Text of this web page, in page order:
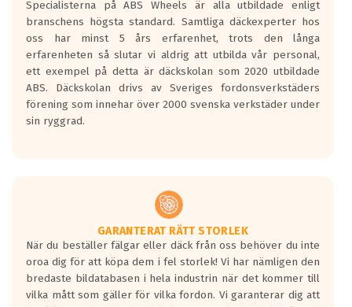
längsta.
Inga D eller G betyg delas ut för
personbilar och lätta lastbilar.
Betyget sätts efter ett test där däcken
skall bromsa in på en väg där det ligger
0.5-1.5 mm vatten.
I 80km/h kommer skillnaden på
Vid körning i över 50km/h brukar
rullmotståndets ljud överträffa
motorljudet.
På däckmärkningen kommer det finnas
en symbol av ett däck med vågar. Hög
bullernivå markeras med svarta vågor
Specialisterna på ABS Wheels är alla utbildade enligt
branschens högsta standard. Samtliga däckexperter hos
oss har minst 5 års erfarenhet, trots den långa
erfarenheten så slutar vi aldrig att utbilda vår personal,
ett exempel på detta är däckskolan som 2020 utbildade
ABS. Däckskolan drivs av Sveriges fordonsverkstäders
förening som innehar över 2000 svenska verkstäder under
sin ryggrad.
GARANTERAT RÄTT STORLEK
När du beställer fälgar eller däck från oss behöver du inte
oroa dig för att köpa dem i fel storlek! Vi har nämligen den
bredaste bildatabasen i hela industrin när det kommer till
vilka mått som gäller för vilka fordon. Vi garanterar dig att